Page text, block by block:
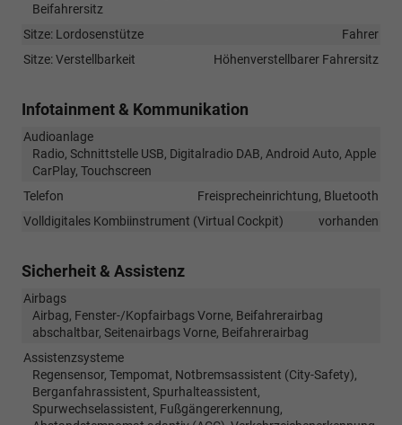
Beifahrersitz
Sitze: Lordosenstütze
Fahrer
Sitze: Verstellbarkeit
Höhenverstellbarer Fahrersitz
Infotainment & Kommunikation
Audioanlage
Radio, Schnittstelle USB, Digitalradio DAB, Android Auto, Apple
CarPlay, Touchscreen
Telefon
Freisprecheinrichtung, Bluetooth
Volldigitales Kombiinstrument (Virtual Cockpit)
vorhanden
Sicherheit & Assistenz
Airbags
Airbag, Fenster-/Kopfairbags Vorne, Beifahrerairbag
abschaltbar, Seitenairbags Vorne, Beifahrerairbag
Assistenzsysteme
Regensensor, Tempomat, Notbremsassistent (City-Safety),
Berganfahrassistent, Spurhalteassistent,
Spurwechselassistent, Fußgängererkennung,